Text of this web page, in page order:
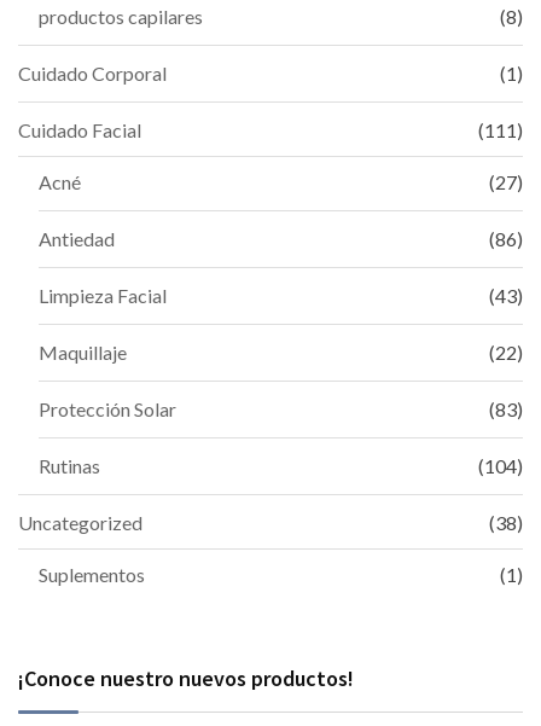
productos capilares (8)
Cuidado Corporal (1)
Cuidado Facial (111)
Acné (27)
Antiedad (86)
Limpieza Facial (43)
Maquillaje (22)
Protección Solar (83)
Rutinas (104)
Uncategorized (38)
Suplementos (1)
¡Conoce nuestro nuevos productos!